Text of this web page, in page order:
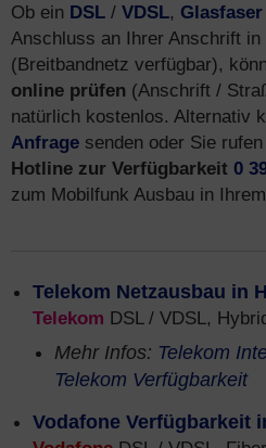
Ob ein DSL / VDSL, Glasfaser
Anschluss an Ihrer Anschrift in
(Breitbandnetz verfügbar),
online prüfen (Anschrift /
natürlich kostenlos. Alternativ
Anfrage senden oder Sie
Hotline zur Verfügbarkeit 0
zum Mobilfunk Ausbau in
Telekom Netzausbau in
Telekom DSL / VDSL,
Mehr Infos: Telekom
Telekom Verfügbarkeit
Vodafone Verfügbarkeit